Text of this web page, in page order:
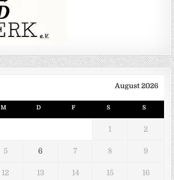
August 2026
M D F S S
1 2
5 6 7 8 9
12 13 14 15 16